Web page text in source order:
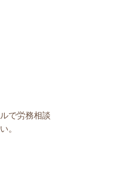
で労務相談
。